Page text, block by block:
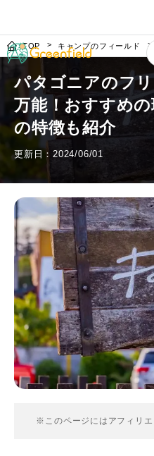
TOP キャンプのフィールド
パタゴニアのフ
万能！おすすめ
の特徴も紹介
更新日：2024/06/01
※このページにはアフィリエ